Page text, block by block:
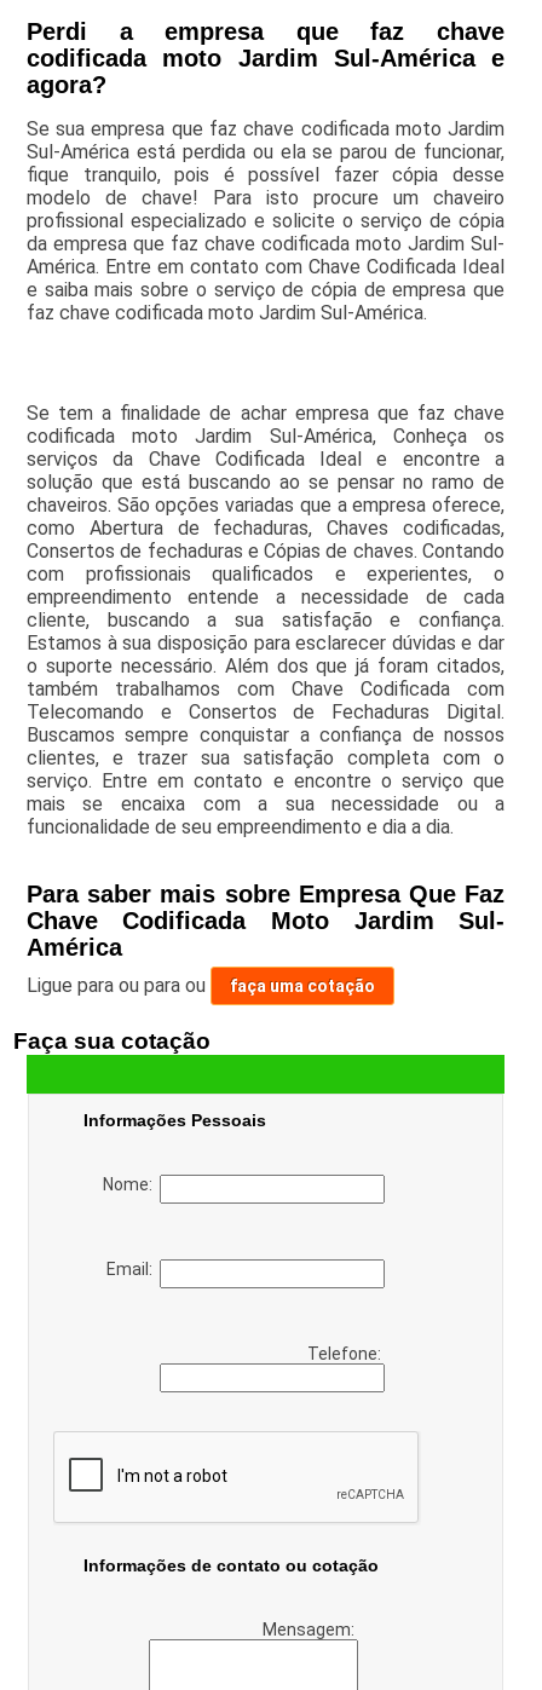
Perdi a empresa que faz chave
codificada moto Jardim Sul-América e
agora?
Se sua empresa que faz chave codificada moto Jardim
Sul-América está perdida ou ela se parou de funcionar,
fique tranquilo, pois é possível fazer cópia desse
modelo de chave! Para isto procure um chaveiro
profissional especializado e solicite o serviço de cópia
da empresa que faz chave codificada moto Jardim Sul-
América. Entre em contato com Chave Codificada Ideal
e saiba mais sobre o serviço de cópia de empresa que
faz chave codificada moto Jardim Sul-América.
Se tem a finalidade de achar empresa que faz chave
codificada moto Jardim Sul-América, Conheça os
serviços da Chave Codificada Ideal e encontre a
solução que está buscando ao se pensar no ramo de
chaveiros. São opções variadas que a empresa oferece,
como Abertura de fechaduras, Chaves codificadas,
Consertos de fechaduras e Cópias de chaves. Contando
com profissionais qualificados e experientes, o
empreendimento entende a necessidade de cada
cliente, buscando a sua satisfação e confiança.
Estamos à sua disposição para esclarecer dúvidas e dar
o suporte necessário. Além dos que já foram citados,
também trabalhamos com Chave Codificada com
Telecomando e Consertos de Fechaduras Digital.
Buscamos sempre conquistar a confiança de nossos
clientes, e trazer sua satisfação completa com o
serviço. Entre em contato e encontre o serviço que
mais se encaixa com a sua necessidade ou a
funcionalidade de seu empreendimento e dia a dia.
Para saber mais sobre Empresa Que Faz
Chave Codificada Moto Jardim Sul-
América
Ligue para ou para ou faça uma cotação
Faça sua cotação
Informações Pessoais
Nome:
Email:
Telefone:
Informações de contato ou cotação
Mensagem: